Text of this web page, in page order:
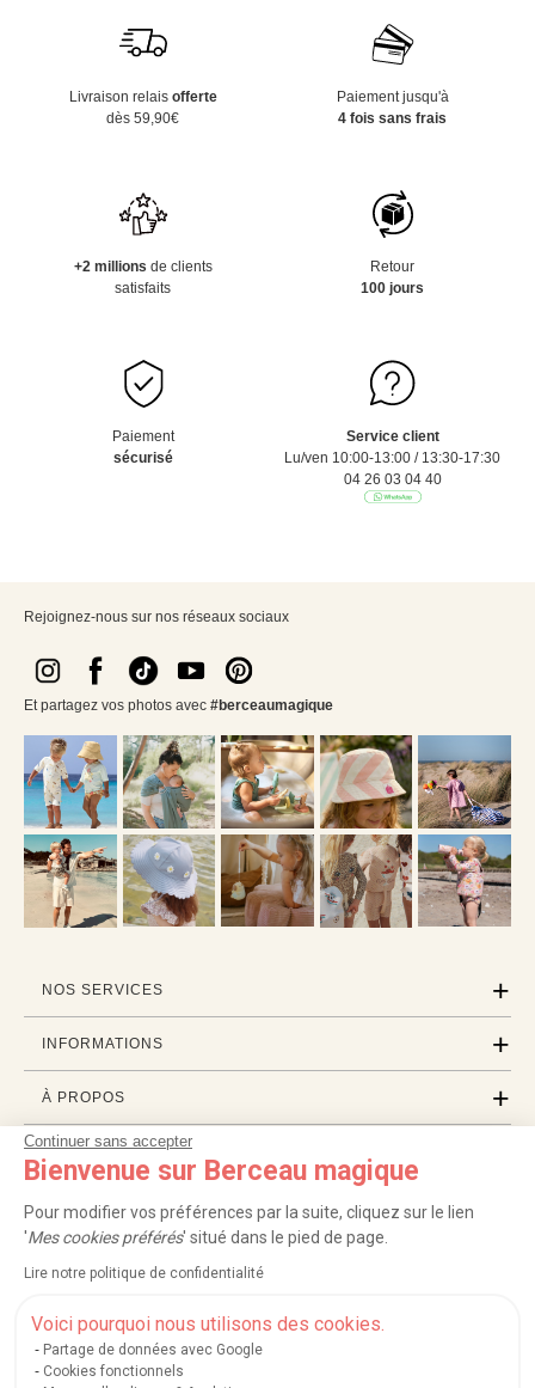
Continuer sans accepter
Bienvenue sur Berceau magique
Pour modifier vos préférences par la suite, cliquez sur le lien
'Mes cookies préférés' situé dans le pied de page.
Lire notre politique de confidentialité
Voici pourquoi nous utilisons des cookies.
Partage de données avec Google
Cookies fonctionnels
Livraison relais offerte
dès 59,90€
Paiement jusqu'à
4 fois sans frais
+2 millions de clients
satisfaits
Retour
100 jours
Paiement
sécurisé
Service client
Lu/ven 10:00-13:00 / 13:30-17:30
04 26 03 04 40
Rejoignez-nous sur nos réseaux sociaux
Et partagez vos photos avec #berceaumagique
NOS SERVICES
INFORMATIONS
À PROPOS
PROFESSIONNELS
LISTES CADEAUX
Service après-vente| FAQ |Rappels de produits|Protection des données
Mentions légales et crédits Conditions générales de ventes